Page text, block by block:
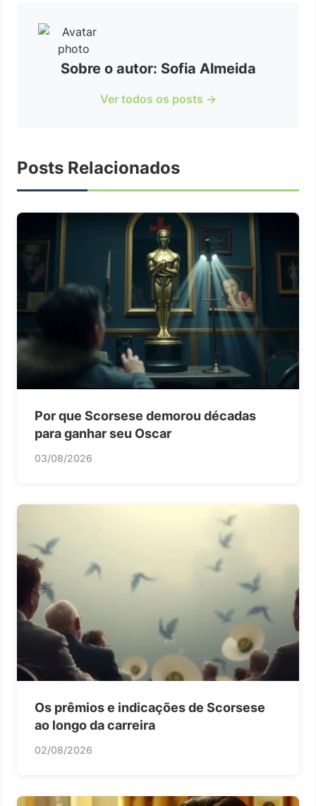
Sobre o autor: Sofia Almeida
Ver todos os posts →
Posts Relacionados
Por que Scorsese demorou décadas
para ganhar seu Oscar
03/08/2026
Os prêmios e indicações de Scorsese
ao longo da carreira
02/08/2026